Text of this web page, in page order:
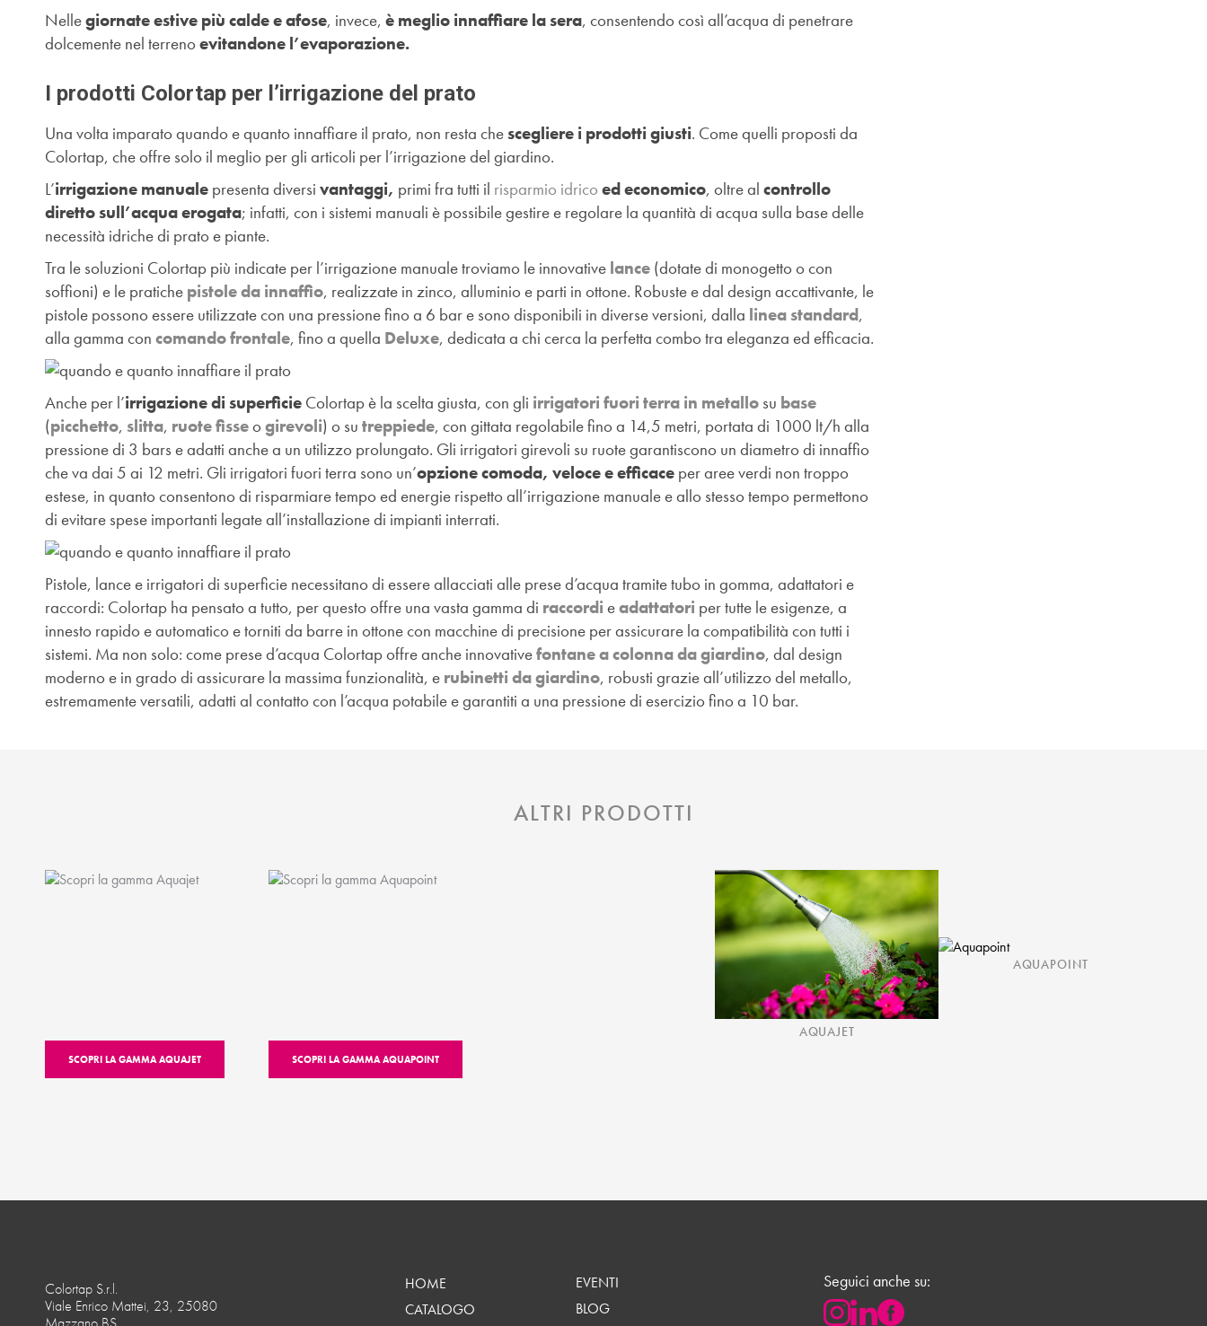
Nellegiornate estive più calde e afose, invece, è meglio innaffiare la sera, consentendo così all’acqua di penetrare
dolcemente nel terreno evitandone l’evaporazione.
I prodotti Colortap per l’irrigazione del prato
Una volta imparato quando e quanto innaffiare il prato, non resta chescegliere i prodotti giusti. Come quelli proposti da
Colortap, che offre solo il meglio per gli articoli per l’irrigazione del giardino.
L’irrigazione manuale presenta diversi vantaggi, primi fra tutti il risparmio idrico ed economico, oltre al controllo
diretto sull’acqua erogata; infatti, con i sistemi manuali è possibile gestire e regolare la quantità di acqua sulla base delle
necessità idriche di prato e piante.
Tra le soluzioni Colortap più indicate per l’irrigazione manuale troviamo le innovative lance (dotate di monogetto o con
soffioni) e le pratiche pistole da innaffio, realizzate in zinco, alluminio e parti in ottone. Robuste e dal design accattivante, le
pistole possono essere utilizzate con una pressione fino a 6 bar e sono disponibili in diverse versioni, dalla linea standard,
alla gamma con comando frontale, fino a quella Deluxe, dedicata a chi cerca la perfetta combo tra eleganza ed efficacia.
Anche per l’irrigazione di superficie Colortap è la scelta giusta, con gli irrigatori fuori terra in metallo su base
(picchetto, slitta, ruote fisseo girevoli) o su treppiede, con gittata regolabile fino a 14,5 metri, portata di 1000 lt/h alla
pressione di 3 bars e adatti anche a un utilizzo prolungato. Gli irrigatori girevoli su ruote garantiscono un diametro di innaffio
che va dai 5 ai 12 metri. Gli irrigatori fuori terra sono un’opzione comoda, veloce e efficace per aree verdi non troppo
estese, in quanto consentono di risparmiare tempo ed energie rispetto all’irrigazione manuale e allo stesso tempo permettono
di evitare spese importanti legate all’installazione di impianti interrati.
Pistole, lance e irrigatori di superficie necessitano di essere allacciati alle prese d’acqua tramite tubo in gomma, adattatori e
raccordi: Colortap ha pensato a tutto, per questo offre una vasta gamma di raccordi eadattatori per tutte le esigenze, a
innesto rapido e automatico e torniti da barre in ottone con macchine di precisione per assicurare la compatibilità con tutti i
sistemi. Ma non solo: come prese d’acqua Colortap offre anche innovativefontane a colonna da giardino, dal design
moderno e in grado di assicurare la massima funzionalità, e rubinetti da giardino, robusti grazie all’utilizzo del metallo,
estremamente versatili, adatti al contatto con l’acqua potabile e garantiti a una pressione di esercizio fino a 10 bar.
ALTRI PRODOTTI
SCOPRI LA GAMMA AQUAJET SCOPRI LA GAMMA AQUAPOINT
AQUAJET
AQUAPOINT
Colortap S.r.l.
Viale Enrico Mattei, 23, 25080
HOME
CATALOGO
EVENTI
BLOG
Seguici anche su: